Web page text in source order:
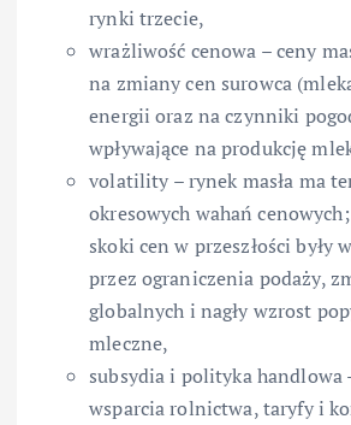
rynki trzecie,
wrażliwość cenowa – ceny
na zmiany cen surowca
energii oraz na czynniki
wpływające na produkcję
volatility – rynek masła ma
okresowych wahań
skoki cen w przeszłości były
przez ograniczenia podaży,
globalnych i nagły wzrost
mleczne,
subsydia i polityka handlowa
wsparcia rolnictwa, taryfy i